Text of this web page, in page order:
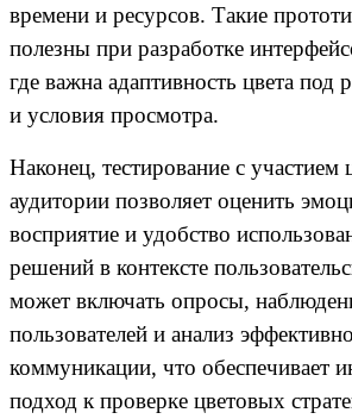
времени и ресурсов. Такие
полезны при разработке
где важна адаптивность цвета
и условия просмотра.
Наконец, тестирование с участием
аудитории позволяет оценить
восприятие и удобство
решений в контексте
может включать опросы,
пользователей и анализ
коммуникации, что обеспечивает
подход к проверке цветовых